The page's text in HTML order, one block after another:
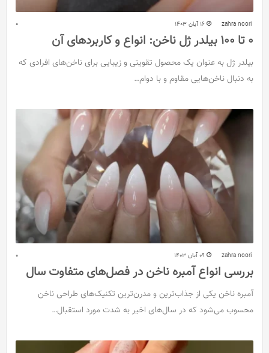
zahra noori 16 آبان 1403 0
0 تا 100 بیلدر ژل ناخن: انواع و کاربردهای آن
بیلدر ژل به عنوان یک محصول تقویتی و زیبایی برای ناخن‌های افرادی که
به دنبال ناخن‌هایی مقاوم و با دوام…
zahra noori 09 آبان 1403 0
بررسی انواع آمبره ناخن در فصل‌های متفاوت سال
آمبره ناخن یکی از جذاب‌ترین و مدرن‌ترین تکنیک‌های طراحی ناخن
محسوب می‌شود که در سال‌های اخیر به شدت مورد استقبال…